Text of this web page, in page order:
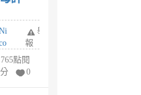
la
s
舉
報
765點閱
0